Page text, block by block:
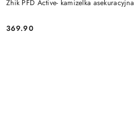
Zhik PFD Active- kamizelka asekuracyjna
Cena:
369.90